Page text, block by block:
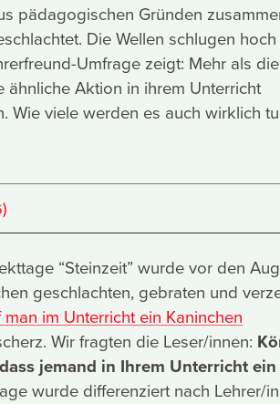
pädagogischen Gründen
Die Wellen schlugen
Umfrage zeigt: Mehr als die
Aktion in ihrem Unterricht
Wie viele werden es auch wirklich
)
“Steinzeit” wurde vor den
geschlachten, gebraten und
man im Unterricht ein Kaninchen
Wir fragten die Leser/innen:
jemand in Ihrem Unterricht ein
wurde differenziert nach Lehrer/